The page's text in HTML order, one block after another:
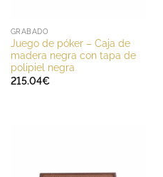
GRABADO
Juego de póker – Caja de
madera negra con tapa de
polipiel negra
215.04€